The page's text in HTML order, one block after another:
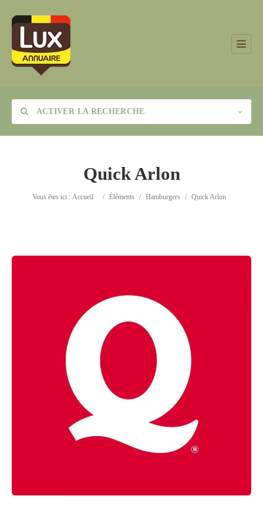
ACTIVER LA RECHERCHE
Catégorie
Rechercher
Quick Arlon
Vous êtes ici : Accueil / Éléments / Hamburgers / Quick Arlon